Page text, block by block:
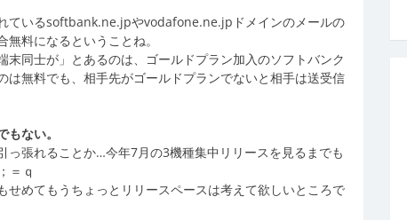
ているsoftbank.ne.jpやvodafone.ne.jpドメインのメールの
料になるということね。
同士が」とあるのは、ゴールドプラン加入のソフトバンク
無料でも、相手先がゴールドプランでないと相手は送受信
ない。
張れることか…今年7月の3機種集中リリースを見るまでも
＝ｑ
めてもうちょっとリリースペースは考えて欲しいところで